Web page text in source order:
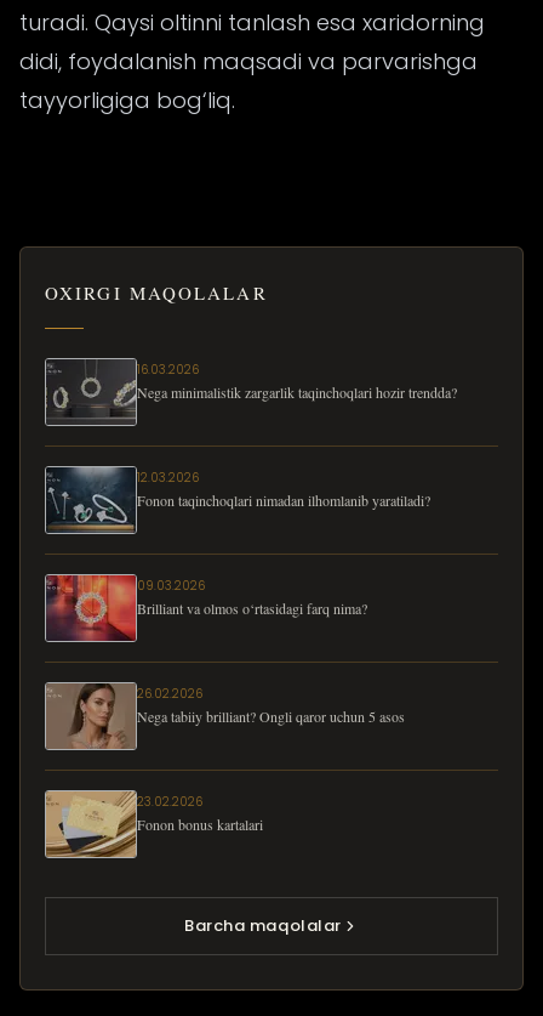
turadi. Qaysi oltinni tanlash esa xaridorning
didi, foydalanish maqsadi va parvarishga
tayyorligiga bog‘liq.
OXIRGI MAQOLALAR
16.03.2026
Nega minimalistik zargarlik taqinchoqlari hozir trendda?
12.03.2026
Fonon taqinchoqlari nimadan ilhomlanib yaratiladi?
09.03.2026
Brilliant va olmos o‘rtasidagi farq nima?
26.02.2026
Nega tabiiy brilliant? Ongli qaror uchun 5 asos
23.02.2026
Fonon bonus kartalari
Barcha maqolalar